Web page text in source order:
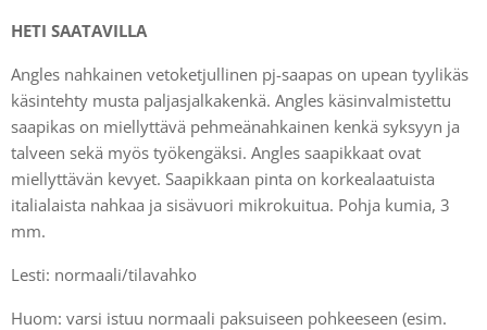
HETI SAATAVILLA
Angles nahkainen vetoketjullinen pj-saapas on upean tyylikäs
käsintehty musta paljasjalkakenkä. Angles käsinvalmistettu
saapikas on miellyttävä pehmeänahkainen kenkä syksyyn ja
talveen sekä myös työkengäksi. Angles saapikkaat ovat
miellyttävän kevyet. Saapikkaan pinta on korkealaatuista
italialaista nahkaa ja sisävuori mikrokuitua. Pohja kumia, 3
mm.
Lesti: normaali/tilavahko
Huom: varsi istuu normaali paksuiseen pohkeeseen (esim.